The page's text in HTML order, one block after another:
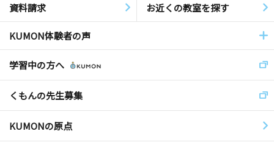
資料請求 お近くの教室を探す
KUMON体験者の声
学習中の方へ
くもんの先生募集
KUMONの原点